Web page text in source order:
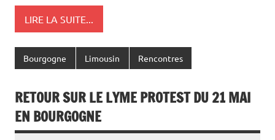
LIRE LA SUITE...
Bourgogne Limousin Rencontres
RETOUR SUR LE LYME PROTEST DU 21 MAI
EN BOURGOGNE